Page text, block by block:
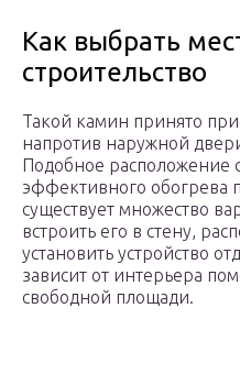
Как выбрать
строительство
Такой камин принято
напротив наружной
Подобное расположение
эффективного обогрева
существует множество
встроить его в стену,
установить устройство
зависит от интерьера
свободной площади.